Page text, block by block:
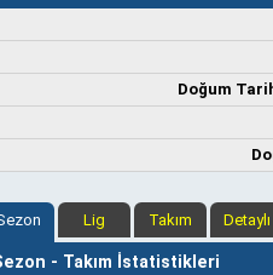
Doğum
Lig Takım Detaylı
- Takım İstatistikleri